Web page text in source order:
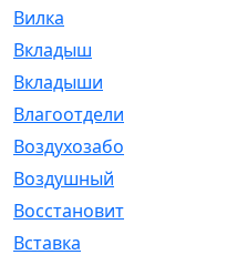
Вилка
Вкладыш
Вкладыши
Влагоотделитель
Воздухозаборник
Воздушный
Восстановительный
Вставка